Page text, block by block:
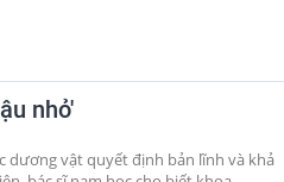
nhỏ'
dương vật quyết định bản lĩnh và khả